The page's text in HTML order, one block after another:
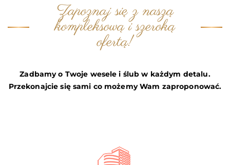
Zapoznaj się z naszą
kompleksową i szeroką
ofertą!
Zadbamy o Twoje wesele i ślub w każdym detalu.
Przekonajcie się sami co możemy Wam zaproponować.